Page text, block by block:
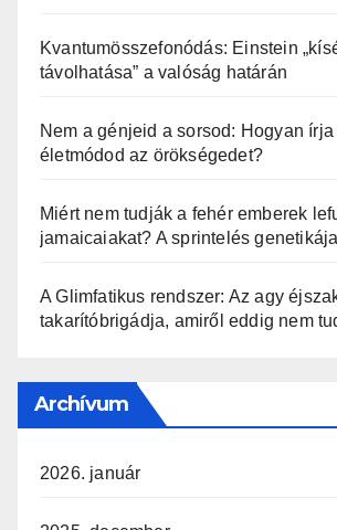
Kvantumösszefonódás: Einstein
távolhatása” a valóság határán
Nem a génjeid a sorsod: Hogyan
életmódod az örökségedet?
Miért nem tudják a fehér emberek
jamaicaiakat? A sprintelés genetikája
A Glimfatikus rendszer: Az agy
takarítóbrigádja, amiről eddig nem
Archívum
2026. január